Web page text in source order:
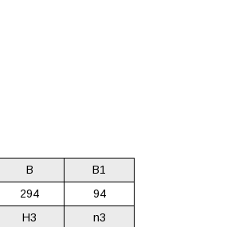
B
B1
294
94
H3
n3